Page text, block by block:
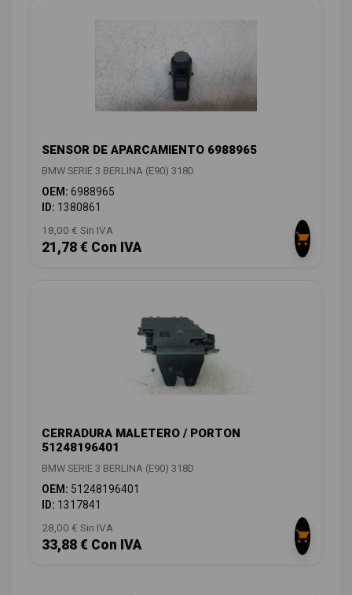
SENSOR DE APARCAMIENTO 6988965
BMW SERIE 3 BERLINA (E90) 318D
OEM: 6988965
ID: 1380861
18,00 € Sin IVA
21,78 € Con IVA
CERRADURA MALETERO / PORTON
51248196401
BMW SERIE 3 BERLINA (E90) 318D
OEM: 51248196401
ID: 1317841
28,00 € Sin IVA
33,88 € Con IVA